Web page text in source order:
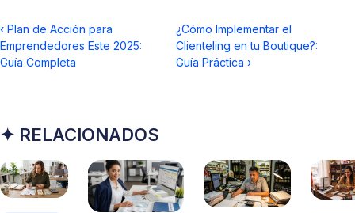
‹ Plan de Acción para
Emprendedores Este 2025:
Guía Completa
¿Cómo Implementar el
Clienteling en tu Boutique?:
Guía Práctica ›
✦ RELACIONADOS